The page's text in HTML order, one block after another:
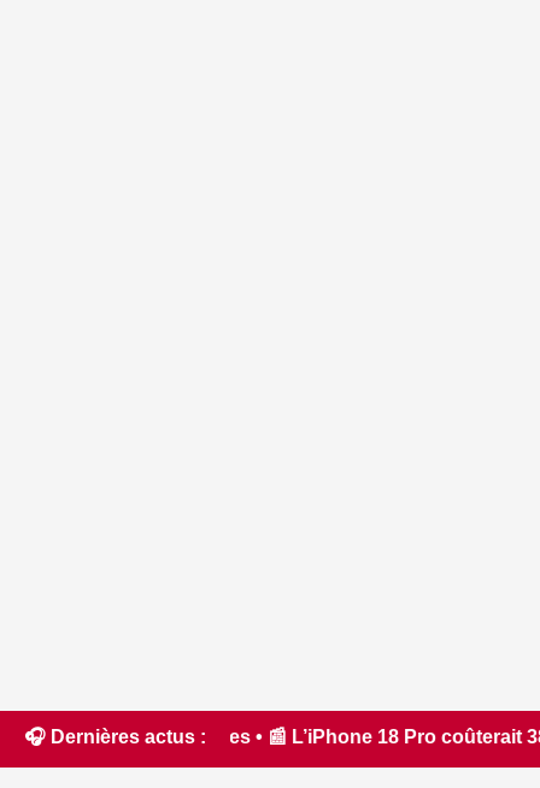
🎧 Dernières actus :
• 📰 L’iPhone 18 Pro coûterait 38 % plus cher à